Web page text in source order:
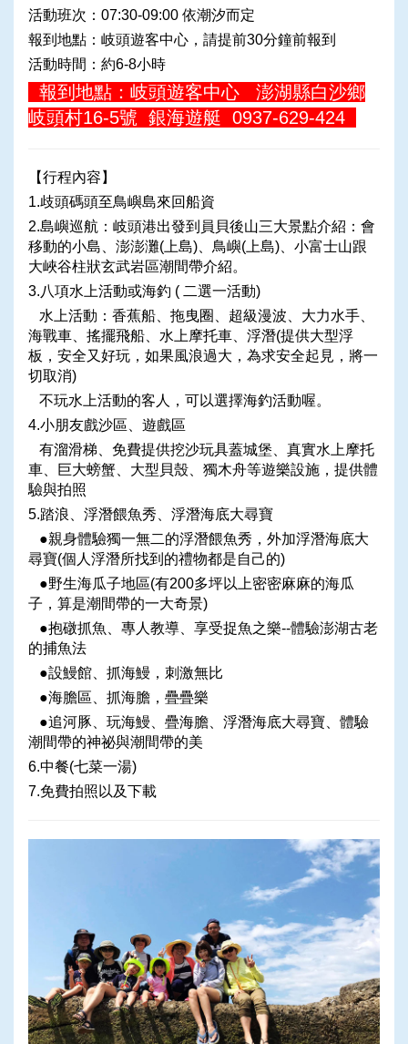
活動班次：07:30-09:00 依潮汐而定
報到地點：岐頭遊客中心，請提前30分鐘前報到
活動時間：約6-8小時
報到地點： 岐頭遊客中心 澎湖縣白沙鄉
岐頭村16-5號 銀海遊艇 0937-629-424
【行程內容 】
1.歧頭碼頭至鳥嶼島來回船資
2.島嶼巡航：岐頭港出發到員貝後山三大景點介紹：會
移動的小島、澎澎灘(上島)、鳥嶼(上島)、小富士山跟
大峽谷柱狀玄武岩區潮間帶介紹。
3.八項水上活動或海釣 ( 二選一活動)
水上活動：香蕉船、拖曳圈、超級漫波、大力水手、
海戰車、搖擺飛船、水上摩托車、浮潛(提供大型浮
板，安全又好玩，如果風浪過大，為求安全起見，將一
切取消)
不玩水上活動的客人，可以選擇海釣活動喔。
4.小朋友戲沙區、遊戲區
有溜滑梯、免費提供挖沙玩具蓋城堡、真實水上摩托
車、巨大螃蟹、大型貝殼、獨木舟等遊樂設施，提供體
驗與拍照
5.踏浪、浮潛餵魚秀、浮潛海底大尋寶
●親身體驗獨一無二的浮潛餵魚秀，外加浮潛海底大
尋寶(個人浮潛所找到的禮物都是自己的)
●野生海瓜子地區(有200多坪以上密密麻麻的海瓜
子，算是潮間帶的一大奇景)
●抱礅抓魚、專人教導、享受捉魚之樂--體驗澎湖古老
的捕魚法
●設鰻館、抓海鰻，刺激無比
●海膽區、抓海膽，疊疊樂
●追河豚、玩海鰻、疊海膽、浮潛海底大尋寶、體驗
潮間帶的神祕與潮間帶的美
6.中餐(七菜一湯)
7.免費拍照以及下載